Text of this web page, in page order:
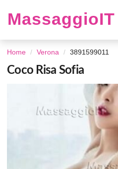
MassaggioIT
Home Verona 3891599011
Coco Risa Sofia